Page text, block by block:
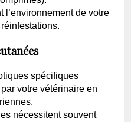
l’environnement de votre
spécifiques
votre vétérinaire en
nécessitent souvent